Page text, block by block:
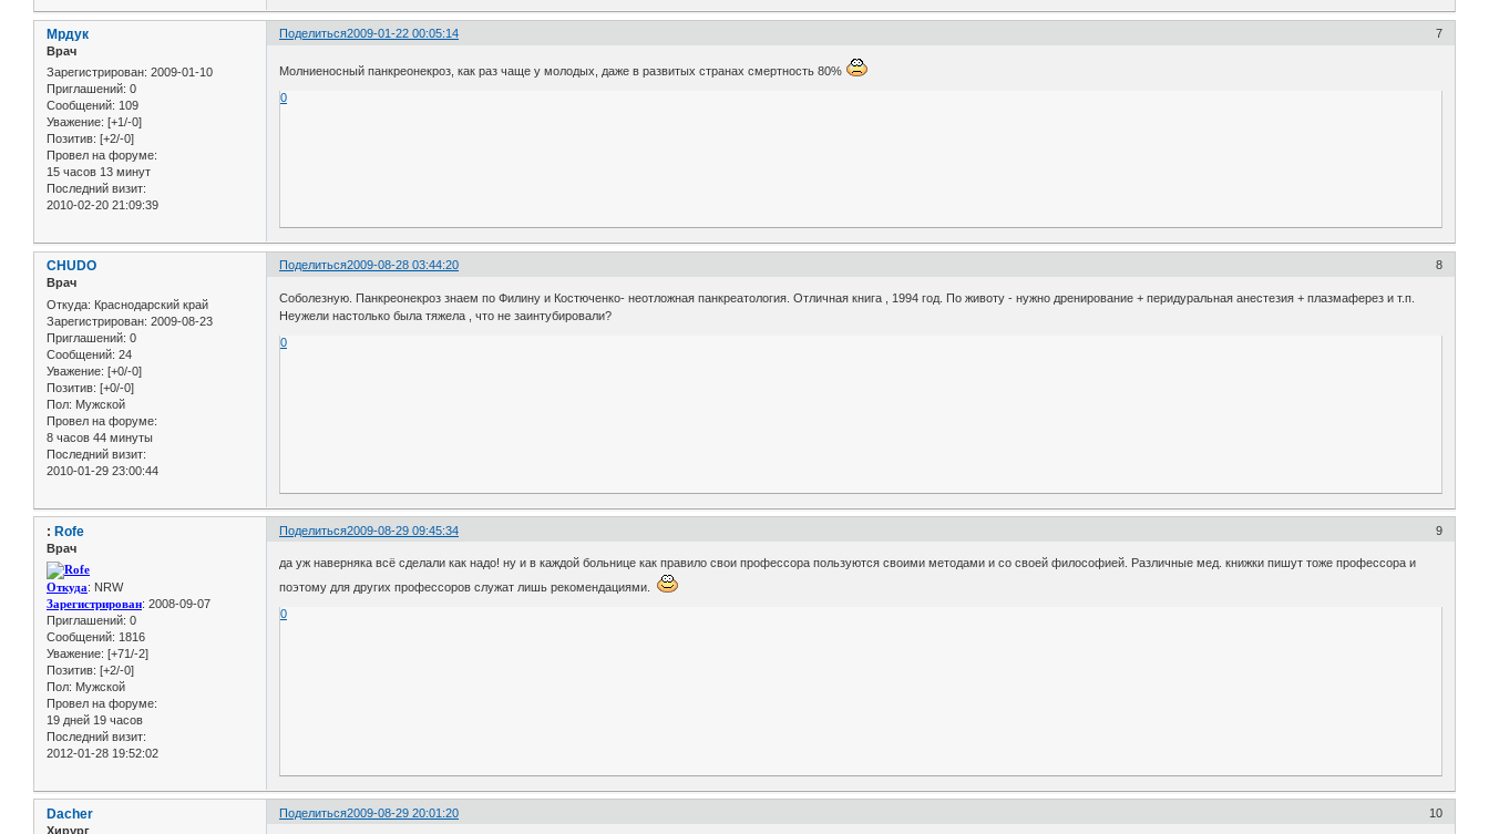
Поделиться 7
2009-01-22 00:05:14
Мрдук
Врач
Зарегистрирован: 2009-01-10
Приглашений: 0
Сообщений: 109
Уважение: [+1/-0]
Позитив: [+2/-0]
Провел на форуме:
15 часов 13 минут
Последний визит:
2010-02-20 21:09:39
Молниеносный панкреонекроз, как раз чаще у молодых, даже в развитых странах смертность 80%
0
Поделиться 8
2009-08-28 03:44:20
CHUDO
Врач
Откуда: Краснодарский край
Зарегистрирован: 2009-08-23
Приглашений: 0
Сообщений: 24
Уважение: [+0/-0]
Позитив: [+0/-0]
Пол: Мужской
Провел на форуме:
8 часов 44 минуты
Последний визит:
2010-01-29 23:00:44
Соболезную. Панкреонекроз знаем по Филину и Костюченко- неотложная панкреатология. Отличная книга , 1994 год. По животу - нужно дренирование + перидуральная анестезия + плазмаферез и т.п.
Неужели настолько была тяжела , что не заинтубировали?
0
Поделиться 9
2009-08-29 09:45:34
: Rofe
Врач
Откуда: NRW
Зарегистрирован: 2008-09-07
Приглашений: 0
Сообщений: 1816
Уважение: [+71/-2]
Позитив: [+2/-0]
Пол: Мужской
Провел на форуме:
19 дней 19 часов
Последний визит:
2012-01-28 19:52:02
да уж наверняка всё сделали как надо! ну и в каждой больнице как правило свои профессора пользуются своими методами и со своей философией. Различные мед. книжки пишут тоже профессора и
поэтому для других профессоров служат лишь рекомендациями.
0
Поделиться 10
2009-08-29 20:01:20
Dacher
Хирург